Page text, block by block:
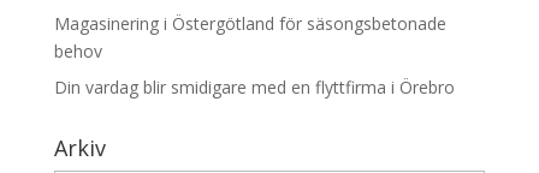
Magasinering i Östergötland för säsongsbetonade
behov
Din vardag blir smidigare med en flyttfirma i Örebro
Arkiv